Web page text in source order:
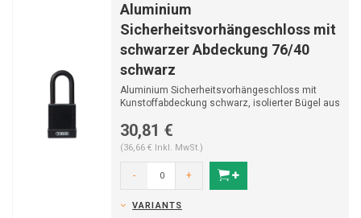
Aluminium
Sicherheitsvorhängeschloss mit
schwarzer Abdeckung 76/40
schwarz
Aluminium Sicherheitsvorhängeschloss mit
Kunstoffabdeckung schwarz, isolierter Bügel aus
30,81 €
(36,66 € Inkl. MwSt.)
- +
VARIANTS